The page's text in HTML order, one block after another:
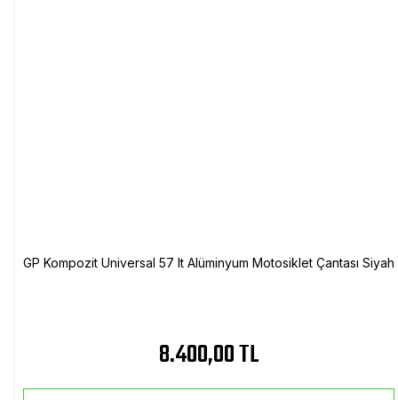
GP Kompozit Universal 57 lt Alüminyum Motosiklet Çantası Siyah
8.400,00 TL